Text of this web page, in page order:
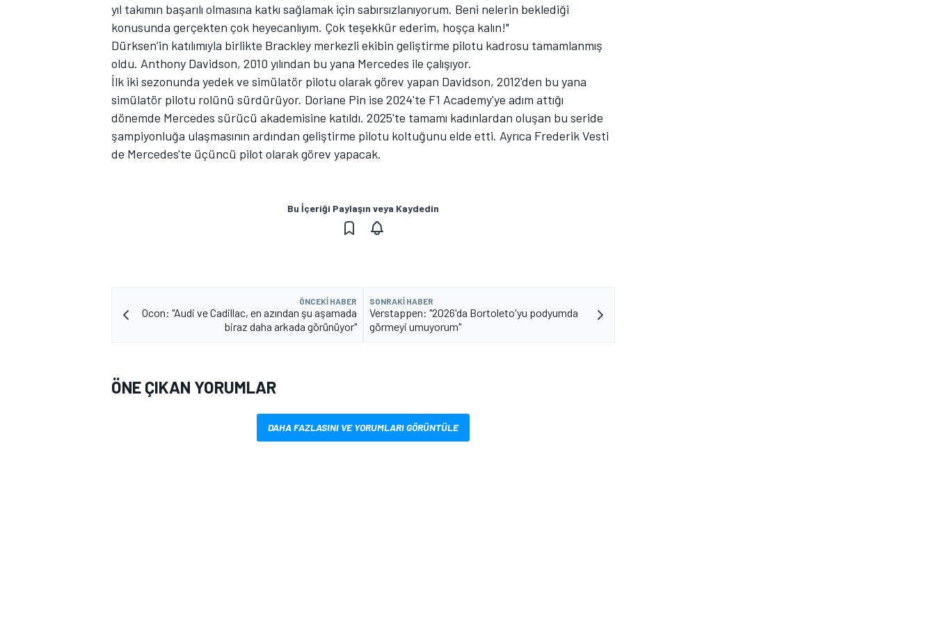
TÜRK SPORCULAR
yıl takımın başarılı olmasına katkı sağlamak için sabırsızlanıyorum. Beni nelerin beklediği
konusunda gerçekten çok heyecanlıyım. Çok teşekkür ederim, hoşça kalın!"
Dürksen’in katılımıyla birlikte Brackley merkezli ekibin geliştirme pilotu kadrosu tamamlanmış
oldu. Anthony Davidson, 2010 yılından bu yana Mercedes ile çalışıyor.
İlk iki sezonunda yedek ve simülatör pilotu olarak görev yapan Davidson, 2012'den bu yana
simülatör pilotu rolünü sürdürüyor. Doriane Pin ise 2024'te F1 Academy'ye adım attığı
dönemde Mercedes sürücü akademisine katıldı. 2025'te tamamı kadınlardan oluşan bu seride
şampiyonluğa ulaşmasının ardından geliştirme pilotu koltuğunu elde etti. Ayrıca Frederik Vesti
de Mercedes'te üçüncü pilot olarak görev yapacak.
Bu İçeriği Paylaşın veya Kaydedin
ÖNCEKI HABER
Ocon: "Audi ve Cadillac, en azından şu aşamada
biraz daha arkada görünüyor"
SONRAKI HABER
Verstappen: "2026'da Bortoleto'yu podyumda
görmeyi umuyorum"
ÖNE ÇIKAN YORUMLAR
DAHA FAZLASINI VE YORUMLARI GÖRÜNTÜLE